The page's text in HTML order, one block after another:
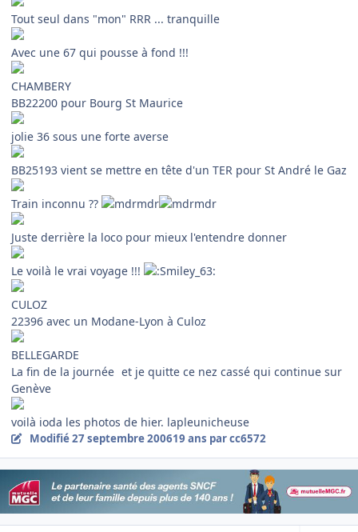
Tout seul dans "mon" RRR ... tranquille
Avec une 67 qui pousse à fond !!!
CHAMBERY
BB22200 pour Bourg St Maurice
jolie 36 sous une forte averse
BB25193 vient se mettre en tête d'un TER pour St André le Gaz
Train inconnu ??
Juste derrière la loco pour mieux l'entendre donner
Le voilà le vrai voyage !!!
CULOZ
22396 avec un Modane-Lyon à Culoz
BELLEGARDE
La fin de la journée et je quitte ce nez cassé qui continue sur
Genève
voilà ioda les photos de hier. lapleunicheuse
Modifié27 septembre 200619 ans par cc6572